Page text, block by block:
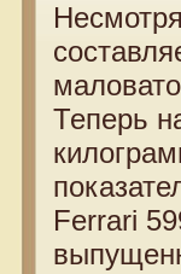
Теперь
Ferrari